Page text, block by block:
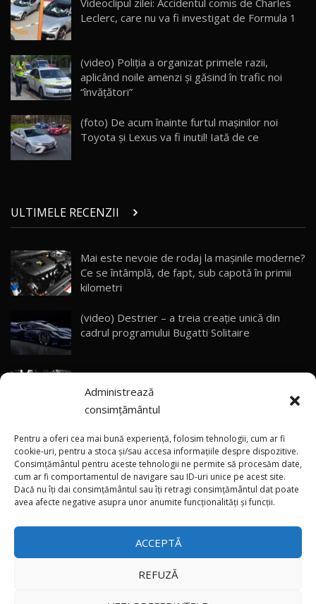
Administrează
consimțământul
Pentru a oferi cea mai bună experiență, folosim tehnologii, cum ar fi
cookie-uri, pentru a stoca și/sau accesa informațiile despre dispozitive.
Consimțământul pentru aceste tehnologii ne permite să procesăm date,
cum ar fi comportamentul de navigare sau ID-uri unice pe acest site.
Dacă nu îți dai consimțământul sau îți retragi consimțământul dat poate
avea afecte negative asupra unor anumite funcționalități și funcții.
ACCEPTĂ
REFUZĂ
24
Van Electric Testat în Moldova / AutoBlog.MD
26:38
25
mai Exclusiv și Puternic Defender Testat în
Moldova
32:21
26
AutoBlog.MD
10:57
28
Noul Geely Monjaro 2025! Mai ieftin și mai
dotat / Test Drive AutoBlog.MD
29
ZEEKR 9X - PRIMUL TEST DRIVE ÎN ROMÂNĂ!
CUM SE CONDUCE?
33:40
30
Primele impresii despre BYD Seal U DM-i,
Sealion 7 și Seal 5 DM-i / Test Drive
AutoBlog.MD
13:56
Noul Volvo EX90 / Test Drive AutoBlog.MD
32:06
33
MG RX5 - își merită banii? / Test Drive
AutoBlog.MD
34
Noul DACIA DUSTER DIESEL! Primul test drive în
română
Leclerc, care nu va fi investigat de Formula 1
(video) Poliţia a organizat primele razii,
aplicând noile amenzi şi găsind în trafic noi
“învăţători”
(foto) De acum înainte furtul maşinilor noi
Toyota şi Lexus va fi inutil! Iată de ce
ULTIMELE RECENZII
Mai este nevoie de rodaj la mașinile moderne?
Ce se întâmplă, de fapt, sub capotă în primii
kilometri
(video) Destrier – a treia creație unică din
cadrul programului Bugatti Solitaire
(video) SRT prezintă tehnologia eBoost Air
care elimină decalajul turbo
ANRE: Detensionarea relativă a situației din
Golf influențează prețurile la carburanți în
Moldova
(foto/video) Imaginea zilei: Și în SUA polițiștii
uneori „stau în tufari”
×